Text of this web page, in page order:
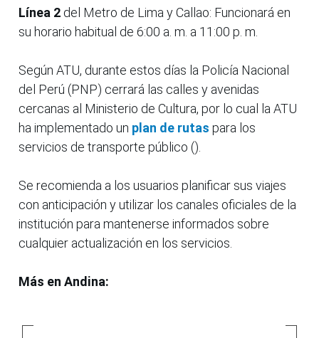
Línea 2 del Metro de Lima y Callao: Funcionará en
su horario habitual de 6:00 a. m. a 11:00 p. m.
Según ATU, durante estos días la Policía Nacional
del Perú (PNP) cerrará las calles y avenidas
cercanas al Ministerio de Cultura, por lo cual la ATU
ha implementado un plan de rutas para los
servicios de transporte público ().
Se recomienda a los usuarios planificar sus viajes
con anticipación y utilizar los canales oficiales de la
institución para mantenerse informados sobre
cualquier actualización en los servicios.
Más en Andina: